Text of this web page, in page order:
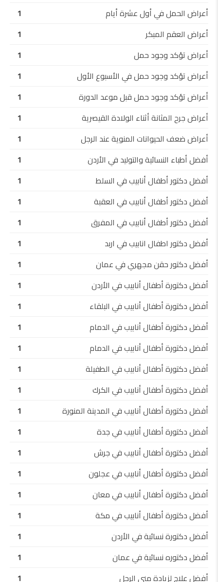
أعراض الحمل في أول عشرة أيام
1
أعراض العقم المبكر
1
أعراض تؤكد وجود حمل
1
أعراض تؤكد وجود حمل في الأسبوع الأول
1
أعراض تؤكد وجود حمل قبل موعد الدورة
1
أعراض جرح المثانة أثناء الولادة القيصرية
1
أعراض ضعف الحيوانات المنوية عند الرجل
1
أفضل أطباء النسائية والتوليد في الأردن
1
أفضل دكتور أطفال أنابيب في السلط
1
أفضل دكتور أطفال أنابيب في العقبة
1
أفضل دكتور أطفال أنابيب في المفرق
1
أفضل دكتور اطفال انابيب في اربد
1
أفضل دكتور حقن مجهري في عمان
1
أفضل دكتورة أطفال أنابيب في الأردن
1
أفضل دكتورة أطفال أنابيب في البلقاء
1
أفضل دكتورة أطفال أنابيب في الدمام
1
أفضل دكتورة أطفال أنابيب في الدمام
1
أفضل دكتورة أطفال أنابيب في الطفيلة
1
أفضل دكتورة أطفال أنابيب في الكرك
1
أفضل دكتورة أطفال أنابيب في المدينة المنورة
1
أفضل دكتورة أطفال أنابيب في جدة
1
أفضل دكتورة أطفال أنابيب في جرش
1
أفضل دكتورة أطفال أنابيب في عجلون
1
أفضل دكتورة أطفال أنابيب في معان
1
أفضل دكتورة أطفال أنابيب في مكة
1
أفضل دكتورة نسائية في الأردن
1
أفضل دكتوره نسائية في عمان
1
أفضل علاج لزيادة مني الرجل
1